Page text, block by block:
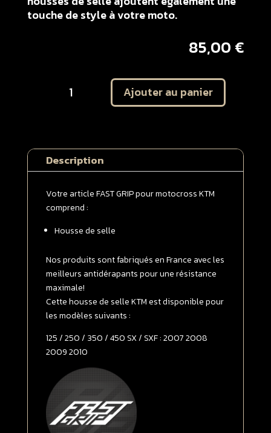
touche de style à votre moto.
85,00 €
KTM
125
250
/
/
SX
/
SXF
2007
-
2010
Orange
Ajouter au panier
Description
Votre article FAST GRIP pour motocross KTM
comprend :
Housse de selle
Nos produits sont fabriqués en France avec les
meilleurs antidérapants pour une résistance
maximale!
Cette housse de selle KTM est disponible pour
les modèles suivants :
125 / 250 / 350 / 450 SX / SXF : 2007 2008
2009 2010